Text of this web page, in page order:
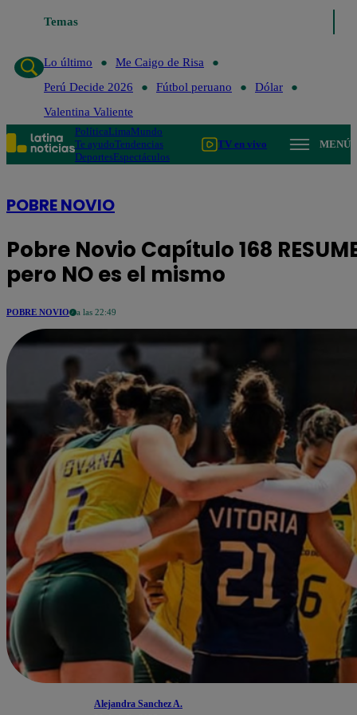
Temas
Lo último
Me Caigo de Risa
Perú Decide 2026
Fútbol peruano
Dólar
Valentina Valiente
PolíticaLimaMundo
Te ayudoTendencias
DeportesEspectáculos
TV en vivo MENÚ
POBRE NOVIO
Pobre Novio Capítulo 168
pero NO es el mismo
POBRE NOVIO a las 22:49
Alejandra Sanchez A.